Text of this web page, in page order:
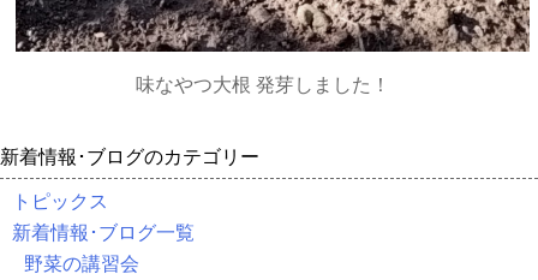
味なやつ大根 発芽しました！
新着情報･ブログのカテゴリー
トピックス
新着情報･ブログ一覧
野菜の講習会